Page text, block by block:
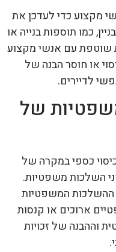
מקצוע כדי לעדכן את
כמו תוספות בנייה או
שוטפת עם אנשי מקצוע
או חוסר הבנה של
לדיירים.
של
כספי במקרה של
השלכות משפטיות.
המשפטיות
ארוכים או קנסות
וההבנה של זכויות